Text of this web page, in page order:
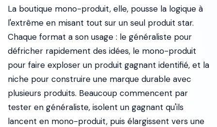
La boutique mono-produit, elle, pousse la logique à
l'extrême en misant tout sur un seul produit star.
Chaque format a son usage : le généraliste pour
défricher rapidement des idées, le mono-produit
pour faire exploser un produit gagnant identifié, et la
niche pour construire une marque durable avec
plusieurs produits. Beaucoup commencent par
tester en généraliste, isolent un gagnant qu'ils
lancent en mono-produit, puis élargissent vers une